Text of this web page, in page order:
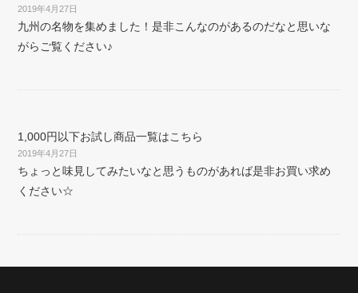
2019年4月27日
九州の名物を集めました！是非こんなのがあるのだなと思いな
がらご覧ください♪
1,000円以下お試し商品一覧はこちら
2019年4月27日
ちょっと味見してみたいなと思うものがあれば是非お買い求め
ください☆